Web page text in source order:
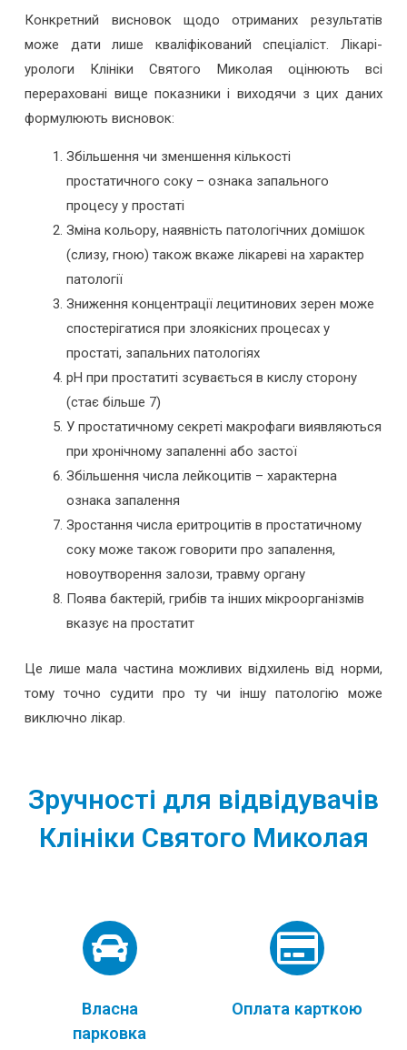
Конкретний висновок щодо отриманих результатів
може дати лише кваліфікований спеціаліст. Лікарі-
урологи Клініки Святого Миколая оцінюють всі
перераховані вище показники і виходячи з цих даних
формулюють висновок:
Збільшення чи зменшення кількості
простатичного соку – ознака запального
процесу у простаті
Зміна кольору, наявність патологічних домішок
(слизу, гною) також вкаже лікареві на характер
патології
Зниження концентрації лецитинових зерен може
спостерігатися при злоякісних процесах у
простаті, запальних патологіях
рН при простатиті зсувається в кислу сторону
(стає більше 7)
У простатичному секреті макрофаги виявляються
при хронічному запаленні або застої
Збільшення числа лейкоцитів – характерна
ознака запалення
Зростання числа еритроцитів в простатичному
соку може також говорити про запалення,
новоутворення залози, травму органу
Поява бактерій, грибів та інших мікроорганізмів
вказує на простатит
Це лише мала частина можливих відхилень від норми,
тому точно судити про ту чи іншу патологію може
виключно лікар.
Зручності для відвідувачів
Клініки Святого Миколая
Власна
парковка
Оплата карткою